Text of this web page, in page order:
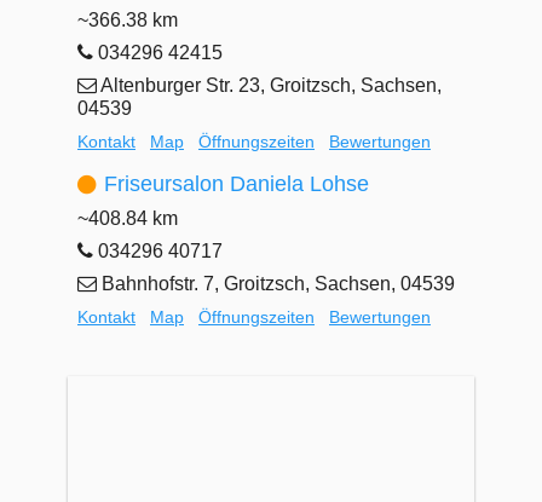
~366.38 km
034296 42415
Altenburger Str. 23, Groitzsch, Sachsen,
04539
Kontakt Map Öffnungszeiten Bewertungen
Friseursalon Daniela Lohse
~408.84 km
034296 40717
Bahnhofstr. 7, Groitzsch, Sachsen, 04539
Kontakt Map Öffnungszeiten Bewertungen